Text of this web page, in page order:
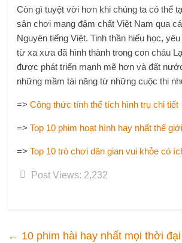
Còn gì tuyệt vời hơn khi chúng ta có thể
sân chơi mang đậm chất Việt Nam qua
Nguyên tiếng Việt. Tinh thần hiếu học,
từ xa xưa đã hình thành trong con cháu
được phát triển mạnh mẽ hơn và đất
những mầm tài năng từ những cuộc thi
=>Công thức tính thể tích hình trụ chi tiết
=>Top 10 phim hoạt hình hay nhất thế giới
=>Top 10 trò chơi dân gian vui khỏe có
Post Views: 2,232
← 10 phim hài hay nhất mọi thời